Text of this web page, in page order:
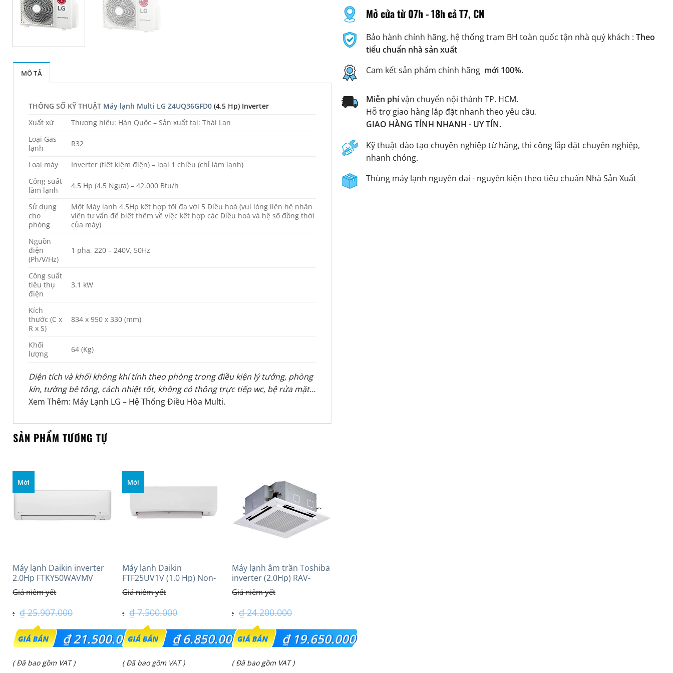
MÔ TẢ
THÔNG SỐ KỸ THUẬT Máy lạnh Multi LG Z4UQ36GFD0(4.5 Hp) Inverter
Xuất xứ
Thương hiệu: Hàn Quốc – Sản xuất tại: Thái Lan
Loại Gas
lạnh
R32
Loại máy
Inverter (tiết kiệm điện) – loại 1 chiều (chỉ làm lạnh)
Công suất
làm lạnh
4.5 Hp (4.5 Ngựa) – 42.000 Btu/h
Sử dụng
cho
phòng
Một Máy lạnh 4.5Hp kết hợp tối đa với 5 Điều hoà (vui lòng liên hệ nhân
viên tư vấn để biết thêm về việc kết hợp các Điều hoà và hệ số đồng thời
của máy)
Nguồn
điện
(Ph/V/Hz)
1 pha, 220 – 240V, 50Hz
Công suất
tiêu thụ
điện
3.1 kW
Kích
thước (C x
R x S)
834 x 950 x 330 (mm)
Khối
lượng
64 (Kg)
Diện tích và khối không khí tính theo phòng trong điều kiện lý tưởng, phòng
kín, tường bê tông, cách nhiệt tốt, không có thông trực tiếp wc, bệ rửa mặt…
Xem Thêm: Máy Lạnh LG – Hệ Thống Điều Hòa Multi.
SẢN PHẨM TƯƠNG TỰ
Mới
Máy lạnh Daikin inverter
2.0Hp FTKY50WAVMV
₫25.907.000
Giá
là:
₫21.500.000
Giá
( Đã bao gồm VAT )
Mới
Máy lạnh Daikin
FTF25UV1V (1.0 Hp) Non-
inverter Thái lan
₫7.500.000
Giá
là:
₫6.850.000
Giá
( Đã bao gồm VAT )
Máy lạnh âm trần Toshiba
inverter (2.0Hp) RAV-
GV1801AP-V
₫24.200.000
Giá
là:
₫19.650.000
Giá
( Đã bao gồm VAT )
Mở cửa từ 07h - 18h cả T7, CN
Bảo hành chính hãng, hệ thống trạm BH toàn quốc tận nhà quý khách : Theo
tiểu chuẩn nhà sản xuất
Cam kết sản phẩm chính hãng mới 100%.
Miễn phívận chuyển nội thành TP. HCM.
Hỗ trợ giao hàng lắp đặt nhanh theo yêu cầu.
GIAO HÀNG TỈNH NHANH - UY TÍN.
Kỹ thuật đào tạo chuyên nghiệp từ hãng, thi công lắp đặt chuyên nghiệp,
nhanh chóng.
Thùng máy lạnh nguyên đai - nguyên kiện theo tiêu chuẩn Nhà Sản Xuất